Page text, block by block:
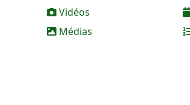
Vidéos
Médias